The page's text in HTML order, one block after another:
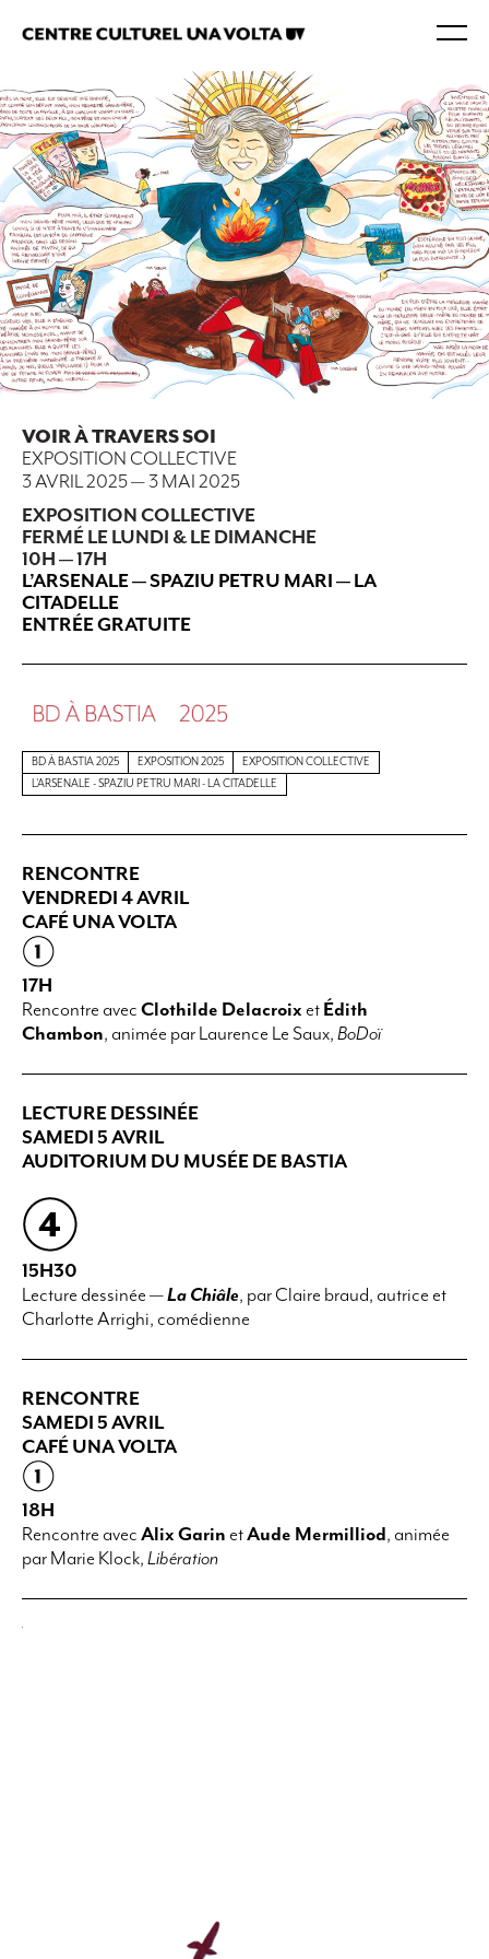
VOIR À TRAVERS SOI
EXPOSITION COLLECTIVE
3 AVRIL 2025— 3 MAI 2025
EXPOSITION COLLECTIVE
FERMÉ LE LUNDI & LE DIMANCHE
10H — 17H
L’ARSENALE — SPAZIU PETRU MARI — LA
CITADELLE
ENTRÉE GRATUITE
BD À BASTIA 2025 EXPOSITION 2025
EXPOSITION COLLECTIVE
L'ARSENALE - SPAZIU PETRU MARI - LA CITADELLE
RENCONTRE
VENDREDI 4 AVRIL
CAFÉ UNA VOLTA
17H
Rencontre avec Clothilde Delacroix et Édith
Chambon, animée par Laurence Le Saux, BoDoï
LECTURE DESSINÉE
SAMEDI 5 AVRIL
AUDITORIUM DU MUSÉE DE BASTIA
15H30
Lecture dessinée —La Chiâle, par Claire braud, autrice et
Charlotte Arrighi, comédienne
RENCONTRE
SAMEDI 5 AVRIL
CAFÉ UNA VOLTA
18H
Rencontre avec Alix Garin etAude Mermilliod, animée
par Marie Klock, Libération